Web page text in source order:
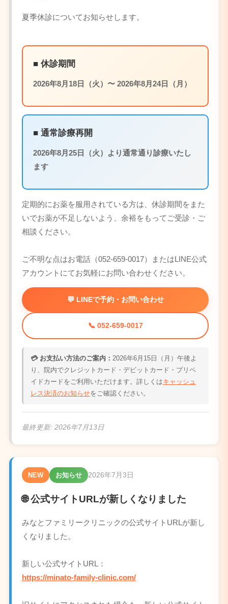
夏季休診についてお知らせします。
■ 休診期間
2026年8月18日（火）〜 2026年8月24日（月）
■ 通常診療再開
2026年8月25日（火）より通常通り診療いたし
ます
定期的にお薬を服用されている方は、休診期間をまた
いでお薬が不足しないよう、余裕をもってご受診・ご
相談ください。
ご不明な点はお電話（052-659-0017）またはLINE公式
アカウントにてお気軽にお問い合わせください。
💬 LINEで予約・お問い合わせ
📞 052-659-0017
💳 お支払い方法のご案内： 2026年6月15日（月）午後よ
り、院内でクレジットカード・デビットカード・プリペ
イドカードをご利用いただけます。詳しくはキャッシュ
レス決済のお知らせをご確認ください。
最終更新: 2026年7月13日
NEW お知らせ 2026年7月3日
🌐 公式サイトURLが新しくなりました
みなとファミリークリニックの公式サイトURLが新し
くなりました。
新しい公式サイトURL：
https://minato-family-clinic.com/